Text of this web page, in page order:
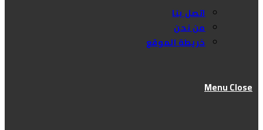
اتصل بنا
من نحن
خريطة الموقع
MenuClose